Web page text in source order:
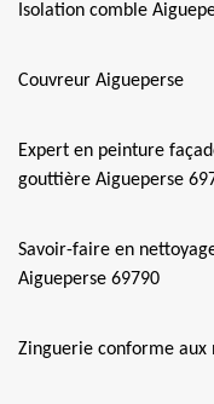
Isolation comble
Couvreur Aigueperse
Expert en peinture
gouttière Aigueperse
Savoir-faire en
Aigueperse 69790
Zinguerie conforme aux